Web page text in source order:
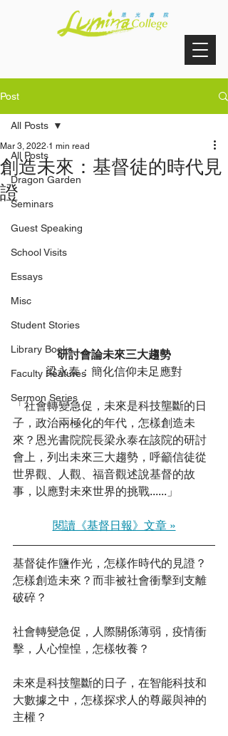
Post
All Posts
Dragon Garden
Seminars
Guest Speaking
School Visits
Essays
Misc
Student Stories
Library Books
Faculty Features
Sermon Series
All Posts
創造未來：基督徒的時代見
證
Mar 3, 2022 1 min read
研討會論未來三大趨勢
梁永泰：簡化信仰未足應對
「社會轉變急促，未來是科技壟斷的日
子，政治兩極化的年代，怎樣創造未
來？恩光書院院長梁永泰在該院的研討
會上，列出未來三大趨勢，呼籲信徒從
世界觀、人觀、福音觀述說基督的故
事，以應對未來世界的挑戰......」
閱讀《基督日報》文章 »
基督徒作鹽作光，怎樣作時代的見證？
怎樣創造未來？而非被社會衝擊到支離
破碎？
社會轉變急促，人際關係薄弱，疫情衝
擊，人心惶惶，怎樣牧養？
未來是科技壟斷的日子，在智能科技和
大數據之中，怎樣探求人的尊嚴與神的
主權？